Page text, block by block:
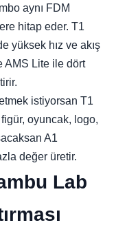
aynı FDM
hitap eder. T1
yüksek hız ve akış
AMS Lite ile dört
istiyorsan T1
oyuncak, logo,
A1
değer üretir.
Lab